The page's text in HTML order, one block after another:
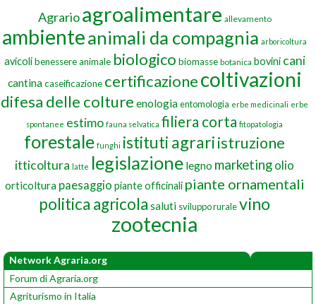
Agrario agroalimentare allevamento
ambienteanimali da compagnia arboricoltura
avicoli benessere animale biologico biomasse botanica bovini cani
cantina caseificazione certificazionecoltivazioni
difesa delle colture enologiaentomologia erbe medicinali erbe
spontanee estimo fauna selvatica filiera corta fitopatologia
forestale funghi istituti agrariistruzione
itticoltura latte legislazione legno marketingolio
orticoltura paesaggio piante officinali piante ornamentali
politica agricola saluti sviluppo ruralevino
zootecnia
Network Agraria.org
Forum di Agraria.org
Agriturismo in Italia